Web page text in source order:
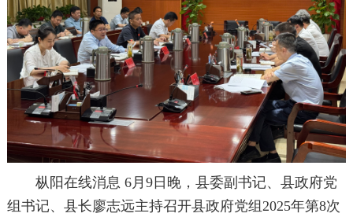
枞阳在线消息 6月9日晚，县委副书记、县政府党
组书记、县长廖志远主持召开县政府党组2025年第8次